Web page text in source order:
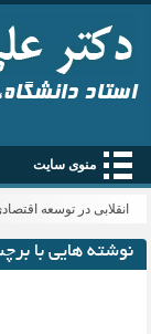
استاد
منوی سایت
انقلابی در توسعه
نوشته هایی با